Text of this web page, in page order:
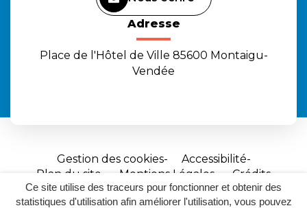
Ce site utilise des traceurs pour fonctionner et obtenir des
statistiques d'utilisation afin améliorer l'utilisation, vous pouvez
Adresse
Place de l'Hôtel de Ville 85600 Montaigu-
Vendée
Gestion des cookies
Accessibilité
Plan du site
Mentions Légales
Crédits
Site